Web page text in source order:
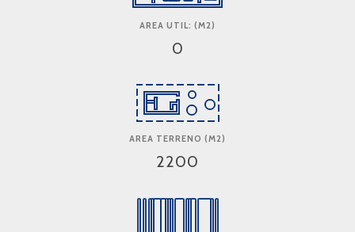
AREA UTIL: (M2)
0
AREA TERRENO (M2)
2200